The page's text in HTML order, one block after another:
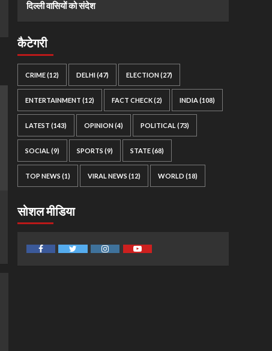
दिल्ली वासियों को संदेश
कैटेगरी
CRIME(12) DELHI(47) ELECTION(27)
ENTERTAINMENT (12) FACT CHECK(2) INDIA(108)
LATEST (143) OPINION(4) POLITICAL (73)
SOCIAL (9) SPORTS (9) STATE(68)
TOP NEWS (1) VIRAL NEWS (12) WORLD (18)
सोशल मीडिया
FacebookTwitter InstagramYoutube